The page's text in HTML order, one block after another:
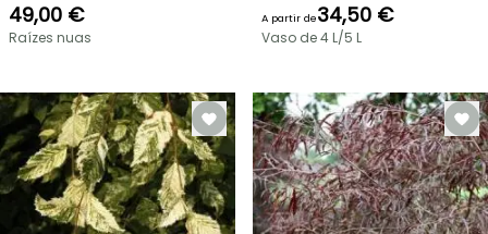
49,00 €
Raízes nuas
A partir de34,50 €
Vaso de 4 L/5 L